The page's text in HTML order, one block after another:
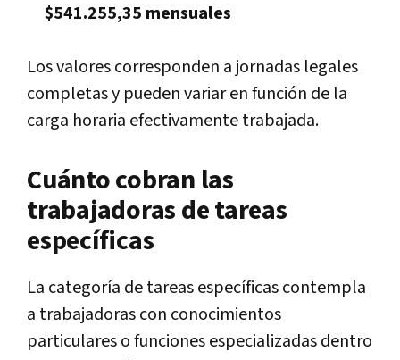
$541.255,35 mensuales
Los valores corresponden a jornadas legales
completas y pueden variar en función de la
carga horaria efectivamente trabajada.
Cuánto cobran las
trabajadoras de tareas
específicas
La categoría de tareas específicas contempla
a trabajadoras con conocimientos
particulares o funciones especializadas dentro